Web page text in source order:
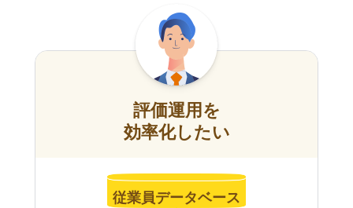
評価運用を
効率化したい
従業員データベース